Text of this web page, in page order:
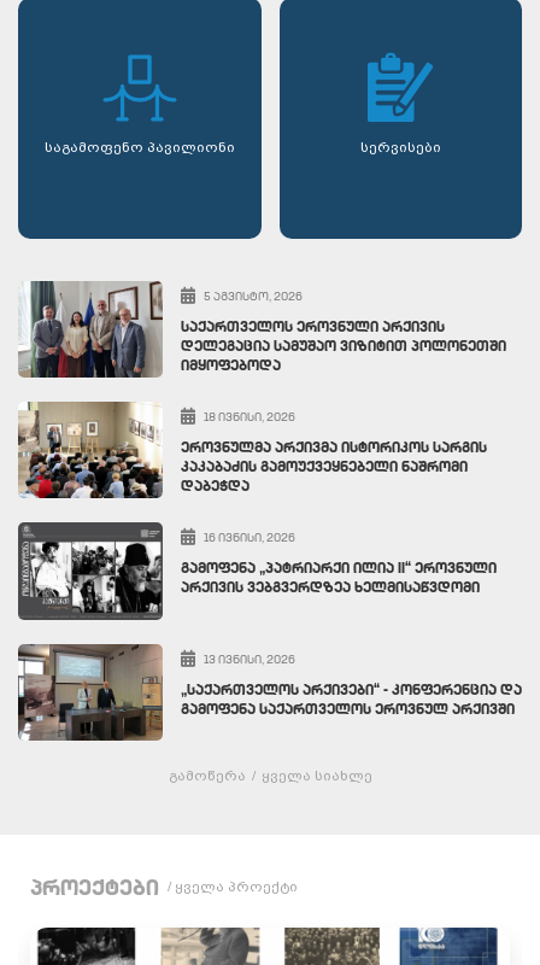
საგამოფენო პავილიონი სერვისები
5 ᲐᲒᲕᲘᲡᲢᲝ, 2026
ᲡᲐᲥᲐᲠᲗᲕᲔᲚᲝᲡ ᲔᲠᲝᲕᲜᲣᲚᲘ ᲐᲠᲥᲘᲕᲘᲡ
ᲓᲔᲚᲔᲒᲐᲪᲘᲐ ᲡᲐᲛᲣᲨᲐᲝ ᲕᲘᲖᲘᲢᲘᲗ ᲞᲝᲚᲝᲜᲔᲗᲨᲘ
ᲘᲛᲧᲝᲤᲔᲑᲝᲓᲐ
18 ᲘᲕᲜᲘᲡᲘ, 2026
ᲔᲠᲝᲕᲜᲣᲚᲛᲐ ᲐᲠᲥᲘᲕᲛᲐ ᲘᲡᲢᲝᲠᲘᲙᲝᲡ ᲡᲐᲠᲒᲘᲡ
ᲙᲐᲙᲐᲑᲐᲫᲘᲡ ᲒᲐᲛᲝᲣᲥᲕᲔᲧᲜᲔᲑᲔᲚᲘ ᲜᲐᲨᲠᲝᲛᲘ
ᲓᲐᲑᲔᲭᲓᲐ
16 ᲘᲕᲜᲘᲡᲘ, 2026
ᲒᲐᲛᲝᲤᲔᲜᲐ „ᲞᲐᲢᲠᲘᲐᲠᲥᲘ ᲘᲚᲘᲐ II“ ᲔᲠᲝᲕᲜᲣᲚᲘ
ᲐᲠᲥᲘᲕᲘᲡ ᲕᲔᲑᲒᲕᲔᲠᲓᲖᲔᲐ ᲮᲔᲚᲛᲘᲡᲐᲬᲕᲓᲝᲛᲘ
13 ᲘᲕᲜᲘᲡᲘ, 2026
„ᲡᲐᲥᲐᲠᲗᲕᲔᲚᲝᲡ ᲐᲠᲥᲘᲕᲔᲑᲘ“ - ᲙᲝᲜᲤᲔᲠᲔᲜᲪᲘᲐ ᲓᲐ
ᲒᲐᲛᲝᲤᲔᲜᲐ ᲡᲐᲥᲐᲠᲗᲕᲔᲚᲝᲡ ᲔᲠᲝᲕᲜᲣᲚ ᲐᲠᲥᲘᲕᲨᲘ
გამოწერა / ყველა სიახლე
პროექტები / ყველა პროექტი